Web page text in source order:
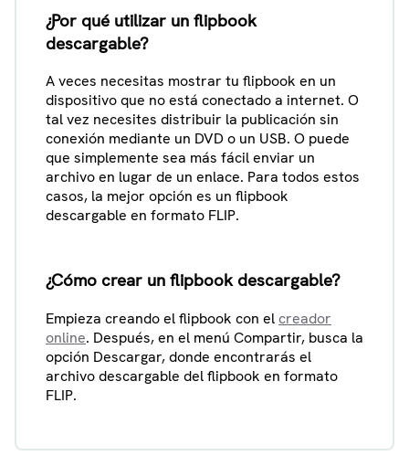
¿Por qué utilizar un flipbook
descargable?
A veces necesitas mostrar tu flipbook en un
dispositivo que no está conectado a internet. O
tal vez necesites distribuir la publicación sin
conexión mediante un DVD o un USB. O puede
que simplemente sea más fácil enviar un
archivo en lugar de un enlace. Para todos estos
casos, la mejor opción es un flipbook
descargable en formato FLIP.
¿Cómo crear un flipbook descargable?
Empieza creando el flipbook con elcreador
online. Después, en el menú Compartir, busca la
opción Descargar, donde encontrarás el
archivo descargable del flipbook en formato
FLIP.